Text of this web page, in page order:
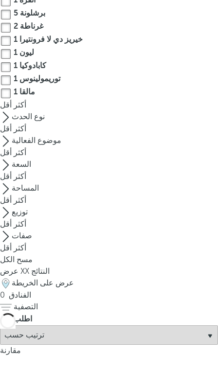
r
o
w
k
e
y
o
n
a
v
i
g
a
e
o
t
h
e
r
s
t
o
i
برشلونة 5
غرناطة 2
خيريز دي لا فرونتيرا 1
ليون 1
كابادوكيا 1
توريمولينوس 1
مالقا 1
أكثر
أقل
نوع الحدث
أكثر
أقل
موضوع الفعالية
أكثر
أقل
السعة
أكثر
أقل
المساحة
أكثر
أقل
توزيع
أكثر
أقل
صفات
أكثر
أقل
مسح الكل
XX النتائج
عرض على الخريطة
0 الفنادق
التصفية
اطلب
مقارنة